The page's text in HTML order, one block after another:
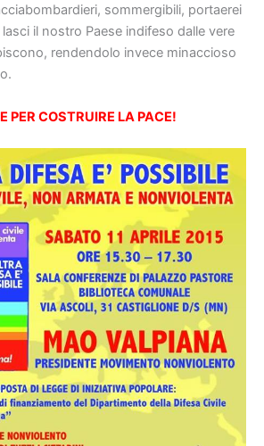
sommergibili, portaerei
il nostro Paese indifeso dalle vere
rendendolo invece minaccioso
PER COSTRUIRE LA PACE!